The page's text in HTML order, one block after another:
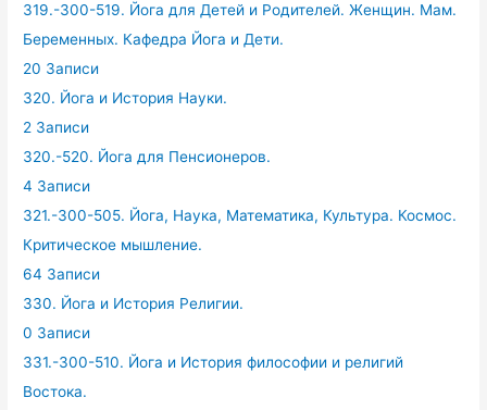
319.-300-519. Йога для Детей и Родителей. Женщин. Мам.
Беременных. Кафедра Йога и Дети.
20 Записи
320. Йога и История Науки.
2 Записи
320.-520. Йога для Пенсионеров.
4 Записи
321.-300-505. Йога, Наука, Математика, Культура. Космос.
Критическое мышление.
64 Записи
330. Йога и История Религии.
0 Записи
331.-300-510. Йога и История философии и религий
Востока.